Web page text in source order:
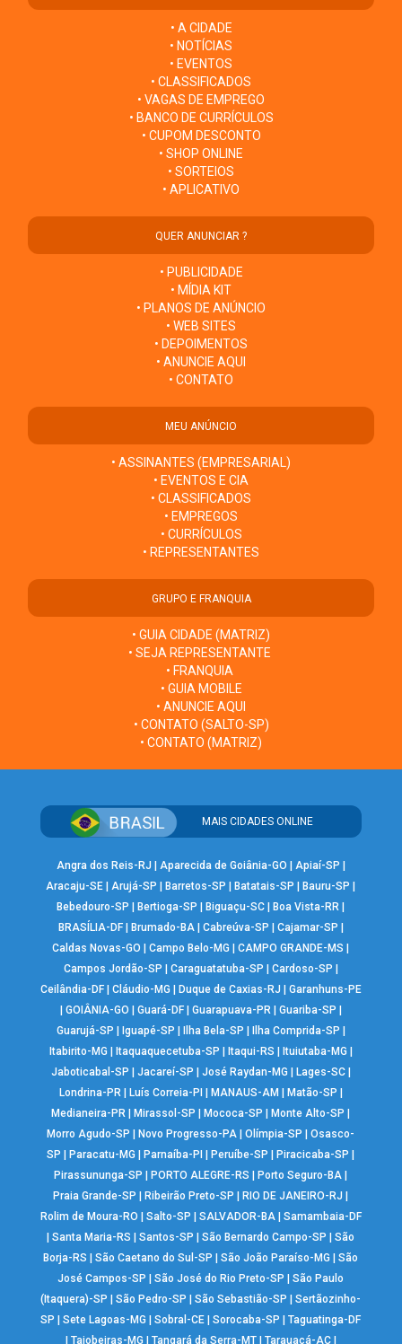
• A CIDADE
• NOTÍCIAS
• EVENTOS
• CLASSIFICADOS
• VAGAS DE EMPREGO
• BANCO DE CURRÍCULOS
• CUPOM DESCONTO
• SHOP ONLINE
• SORTEIOS
• APLICATIVO
QUER ANUNCIAR ?
• PUBLICIDADE
• MÍDIA KIT
• PLANOS DE ANÚNCIO
• WEB SITES
• DEPOIMENTOS
• ANUNCIE AQUI
• CONTATO
MEU ANÚNCIO
• ASSINANTES (EMPRESARIAL)
• EVENTOS E CIA
• CLASSIFICADOS
• EMPREGOS
• CURRÍCULOS
• REPRESENTANTES
GRUPO E FRANQUIA
• GUIA CIDADE (MATRIZ)
• SEJA REPRESENTANTE
• FRANQUIA
• GUIA MOBILE
• ANUNCIE AQUI
• CONTATO (SALTO-SP)
• CONTATO (MATRIZ)
MAIS CIDADES ONLINE
Angra dos Reis-RJ | Aparecida de Goiânia-GO | Apiaí-SP |
Aracaju-SE | Arujá-SP |Barretos-SP |Batatais-SP |Bauru-SP |
Bebedouro-SP |Bertioga-SP |Biguaçu-SC |Boa Vista-RR |
BRASÍLIA-DF| Brumado-BA| Cabreúva-SP | Cajamar-SP |
Caldas Novas-GO |Campo Belo-MG |CAMPO GRANDE-MS |
Campos Jordão-SP | Caraguatatuba-SP | Cardoso-SP |
Ceilândia-DF| Cláudio-MG | Duque de Caxias-RJ | Garanhuns-PE
| GOIÂNIA-GO | Guará-DF| Guarapuava-PR | Guariba-SP |
Guarujá-SP | Iguapé-SP | Ilha Bela-SP | Ilha Comprida-SP |
Itabirito-MG | Itaquaquecetuba-SP | Itaqui-RS | Ituiutaba-MG |
Jaboticabal-SP | Jacareí-SP | José Raydan-MG | Lages-SC|
Londrina-PR | Luís Correia-PI | MANAUS-AM | Matão-SP |
Medianeira-PR |Mirassol-SP |Mococa-SP |Monte Alto-SP |
Morro Agudo-SP |Novo Progresso-PA |Olímpia-SP |Osasco-
SP |Paracatu-MG |Parnaíba-PI |Peruíbe-SP |Piracicaba-SP |
Pirassununga-SP |PORTO ALEGRE-RS |Porto Seguro-BA |
Praia Grande-SP |Ribeirão Preto-SP |RIO DE JANEIRO-RJ |
Rolim de Moura-RO | Salto-SP | SALVADOR-BA| Samambaia-DF
|Santa Maria-RS |Santos-SP |São Bernardo Campo-SP |São
Borja-RS |São Caetano do Sul-SP |São João Paraíso-MG |São
José Campos-SP |São José do Rio Preto-SP |São Paulo
(Itaquera)-SP |São Pedro-SP |São Sebastião-SP |Sertãozinho-
SP |Sete Lagoas-MG |Sobral-CE |Sorocaba-SP |Taguatinga-DF
| Taiobeiras-MG | Tangará da Serra-MT| Tarauacá-AC|